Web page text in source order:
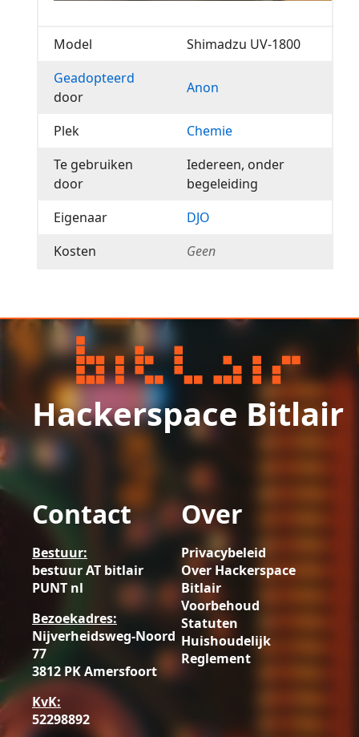
Model
Shimadzu UV-1800
Geadopteerd
door
Anon
Plek
Chemie
Te gebruiken
door
Iedereen, onder
begeleiding
Eigenaar
DJO
Kosten
Geen
Hackerspace Bitlair
Contact
Bestuur:
bestuur AT bitlair
PUNT nl
Bezoekadres:
Nijverheidsweg-Noord
77
3812 PK Amersfoort
KvK:
52298892
Over
Privacybeleid
Over Hackerspace
Bitlair
Voorbehoud
Statuten
Huishoudelijk
Reglement